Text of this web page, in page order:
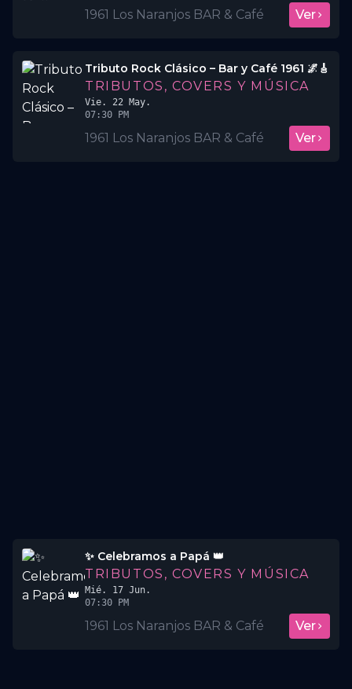
1961 Los Naranjos BAR & Café Ver
Tributo Rock Clásico – Bar y Café 1961 🌌🎸
TRIBUTOS, COVERS Y MÚSICA
Vie. 22 May.
07:30 PM
1961 Los Naranjos BAR & Café Ver
✨️ Celebramos a Papá 👑
TRIBUTOS, COVERS Y MÚSICA
Mié. 17 Jun.
07:30 PM
1961 Los Naranjos BAR & Café Ver